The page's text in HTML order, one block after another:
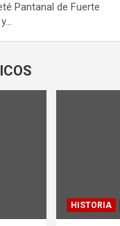
Pantanal de Fuerte
HISTORIA